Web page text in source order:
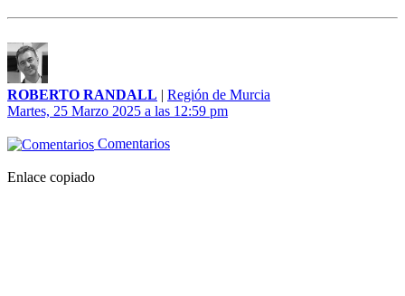
ROBERTO RANDALL | Región de Murcia
Martes, 25 Marzo 2025 a las 12:59 pm
Comentarios
Enlace copiado